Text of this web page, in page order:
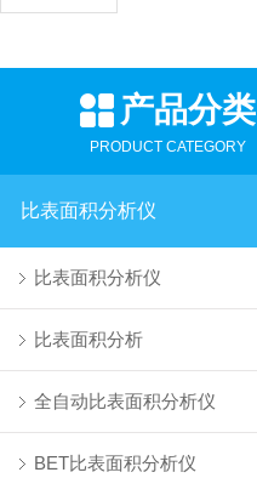
产品分类
PRODUCT CATEGORY
比表面积分析仪
比表面积分析仪
比表面积分析
全自动比表面积分析仪
BET比表面积分析仪